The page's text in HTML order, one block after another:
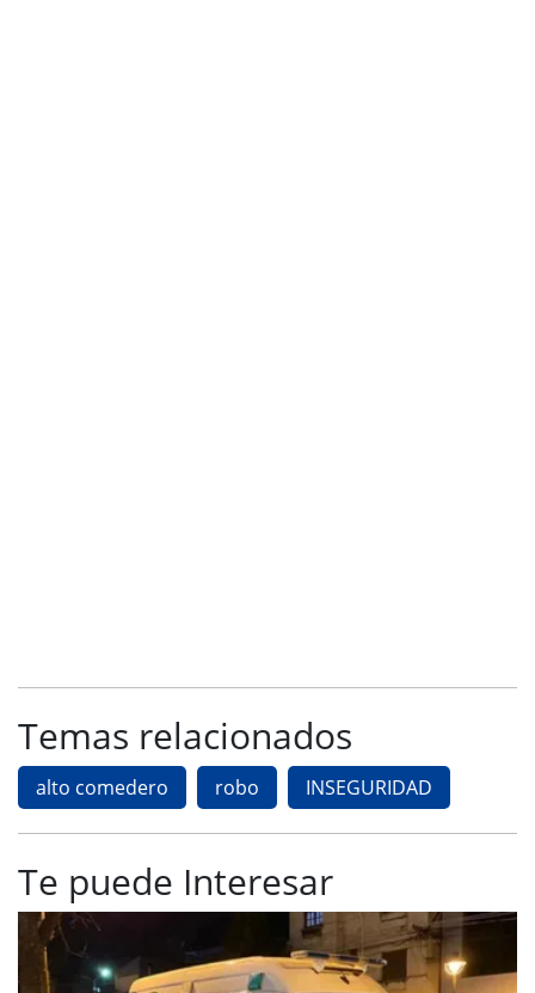
Temas relacionados
alto comedero robo INSEGURIDAD
Te puede Interesar